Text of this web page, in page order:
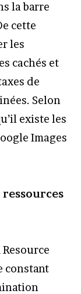
la barre
cette
les
cachés et
de
Selon
existe les
Images
ressources
constant